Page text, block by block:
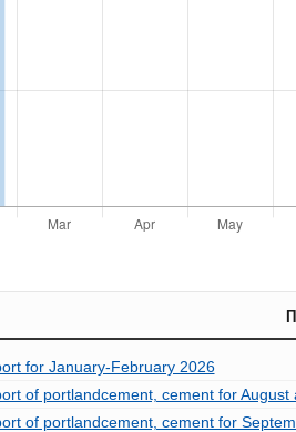
for January-February 2026
of portlandcement, cement for
of portlandcement, cement for